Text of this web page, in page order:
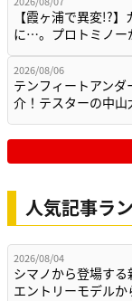
【霞ヶ浦で異変!?
に…。プロトミノ
2026/08/06
テンフィートアン
介！テスターの中
人気記事ラ
2026/08/04
シマノから登場す
エントリーモデル